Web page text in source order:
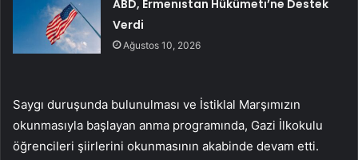
ABD, Ermenistan Hükümeti’ne Destek
Verdi
Ağustos 10, 2026
Saygı duruşunda bulunulması ve İstiklal Marşımızın
okunmasıyla başlayan anma programında, Gazi İlkokulu
öğrencileri şiirlerini okunmasının akabinde devam etti.